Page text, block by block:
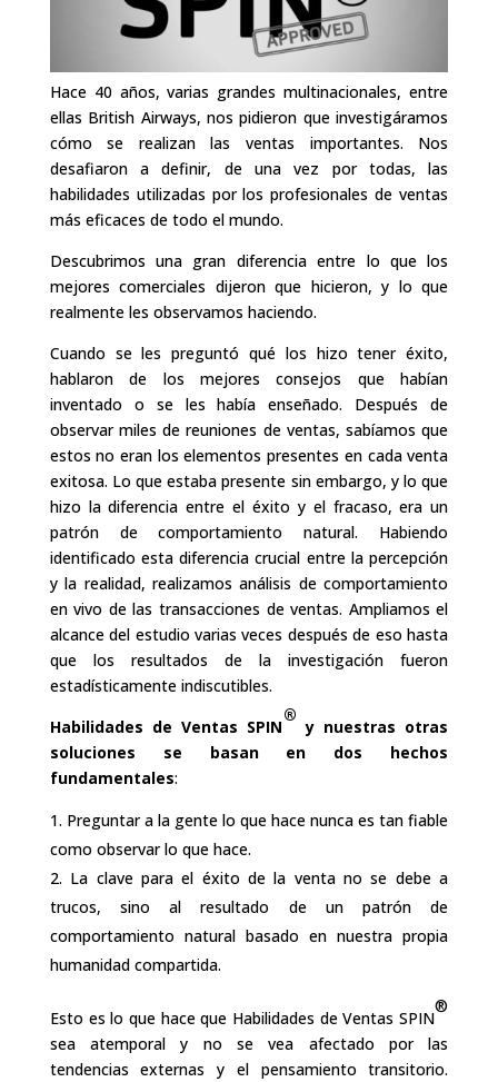
Hace 40 años, varias grandes multinacionales, entre
ellas British Airways, nos pidieron que investigáramos
cómo se realizan las ventas importantes. Nos
desafiaron a definir, de una vez por todas, las
habilidades utilizadas por los profesionales de ventas
más eficaces de todo el mundo.
Descubrimos una gran diferencia entre lo que los
mejores comerciales dijeron que hicieron, y lo que
realmente les observamos haciendo.
Cuando se les preguntó qué los hizo tener éxito,
hablaron de los mejores consejos que habían
inventado o se les había enseñado. Después de
observar miles de reuniones de ventas, sabíamos que
estos no eran los elementos presentes en cada venta
exitosa. Lo que estaba presente sin embargo, y lo que
hizo la diferencia entre el éxito y el fracaso, era un
patrón de comportamiento natural. Habiendo
identificado esta diferencia crucial entre la percepción
y la realidad, realizamos análisis de comportamiento
en vivo de las transacciones de ventas. Ampliamos el
alcance del estudio varias veces después de eso hasta
que los resultados de la investigación fueron
estadísticamente indiscutibles.
Habilidades de Ventas SPIN
®
y nuestras otras
soluciones se basan en dos hechos
fundamentales:
Preguntar a la gente lo que hace nunca es tan fiable
como observar lo que hace.
La clave para el éxito de la venta no se debe a
trucos, sino al resultado de un patrón de
comportamiento natural basado en nuestra propia
humanidad compartida.
Esto es lo que hace que Habilidades de Ventas SPIN
®
sea atemporal y no se vea afectado por las
tendencias externas y el pensamiento transitorio.